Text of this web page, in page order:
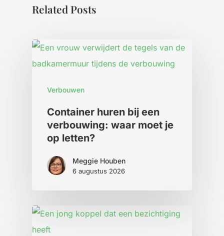
Related Posts
Verbouwen
Container huren bij een
verbouwing: waar moet je
op letten?
Meggie Houben
6 augustus 2026